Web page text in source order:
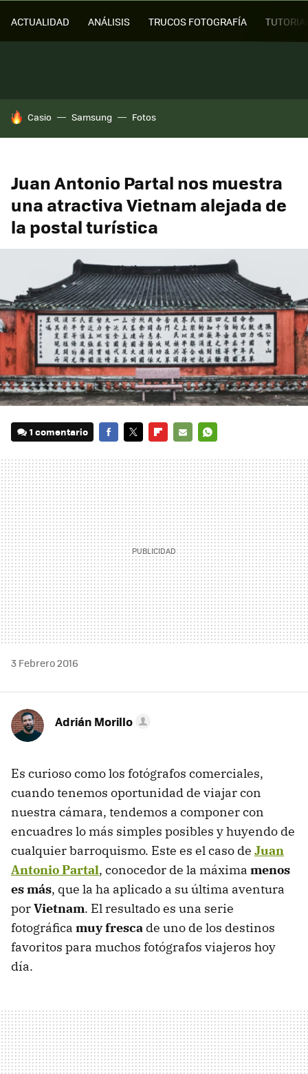
ACTUALIDAD ANÁLISIS TRUCOS FOTOGRAFÍA
HOY SE HABLA DE
Casio Samsung Fotos
Juan Antonio Partal nos muestra
una atractiva Vietnam alejada de
la postal turística
1 comentario
MAIL
3 Febrero 2016
Adrián Morillo
Es curioso como los fotógrafos comerciales,
cuando tenemos oportunidad de viajar con
nuestra cámara, tendemos a componer con
encuadres lo más simples posibles y huyendo de
cualquier barroquismo. Este es el caso de Juan
Antonio Partal, conocedor de la máxima menos
es más, que la ha aplicado a su última aventura
porVietnam. El resultado es una serie
fotográfica muy fresca de uno de los destinos
favoritos para muchos fotógrafos viajeros hoy
día.